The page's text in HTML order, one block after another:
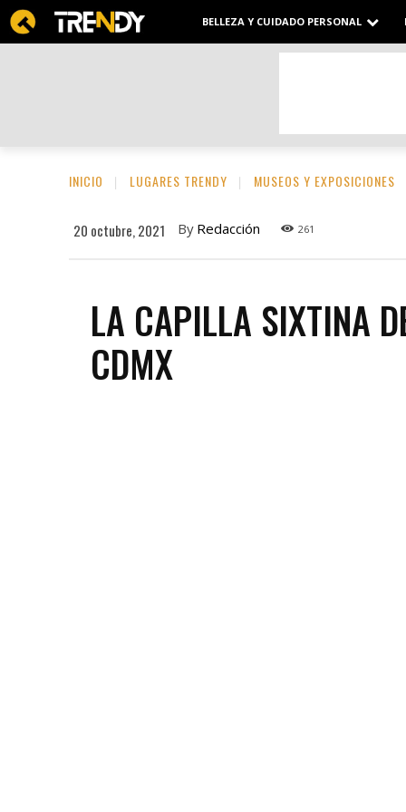
BELLEZA Y CUIDADO PERSONAL
INICIO LUGARES TRENDY MUSEOS Y EXPOSICIONES
20 octubre, 2021 By Redacción 261
LA CAPILLA SIXTINA
CDMX